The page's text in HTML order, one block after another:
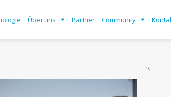
Über uns Partner Community